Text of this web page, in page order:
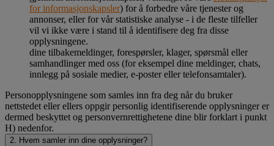
for informasjonskapsler) for å forbedre våre tjenester og
annonser, eller for vår statistiske analyse - i de fleste tilfeller
vil vi ikke være i stand til å identifisere deg fra disse
opplysningene.
dine tilbakemeldinger, forespørsler, klager, spørsmål eller
samhandlinger med oss (for eksempel dine meldinger, chats,
innlegg på sosiale medier, e-poster eller telefonsamtaler).
Personopplysningene som samles inn fra deg når du bruker
nettstedet eller ellers oppgir personlig identifiserende opplysninger er
dermed beskyttet og personvernrettighetene dine blir forklart i punkt
H) nedenfor.
2. Hvem samler inn dine opplysninger?